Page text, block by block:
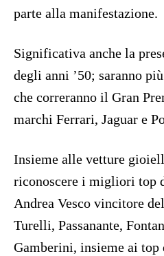
parte alla manifestazione.
Significativa anche la
degli anni ’50; saranno
che correranno il Gran
marchi Ferrari, Jaguar e
Insieme alle vetture
riconoscere i migliori top
Andrea Vesco vincitore
Turelli, Passanante,
Gamberini, insieme ai